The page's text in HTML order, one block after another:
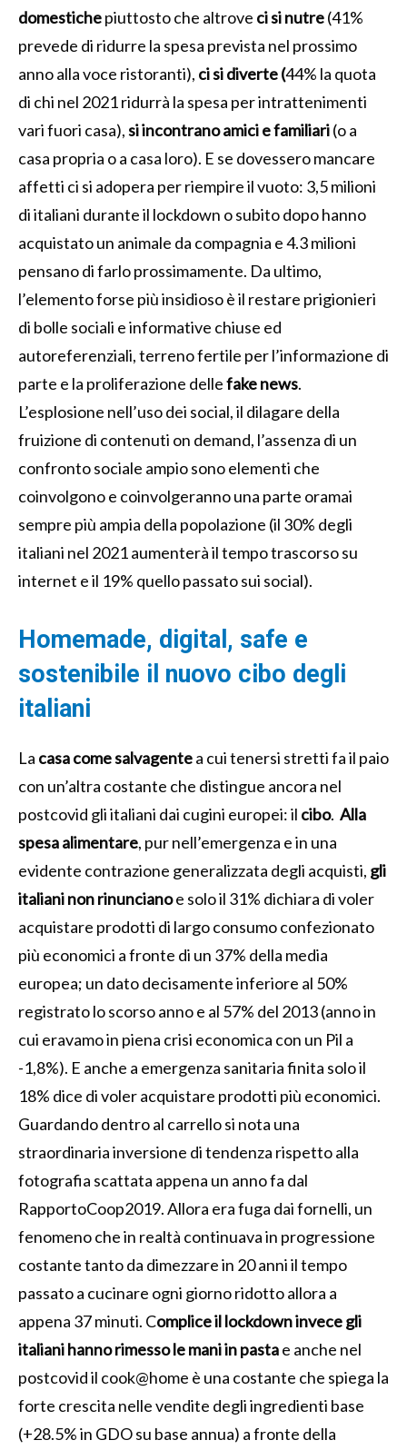
domestichepiuttosto che altrove ci si nutre(41%
prevede di ridurre la spesa prevista nel prossimo
anno alla voce ristoranti), ci si diverte (44% la quota
di chi nel 2021 ridurrà la spesa per intrattenimenti
vari fuori casa),si incontrano amici e familiari(o a
casa propria o a casa loro). E se dovessero mancare
affetti ci si adopera per riempire il vuoto: 3,5 milioni
di italiani durante il lockdown o subito dopo hanno
acquistato un animale da compagnia e 4.3 milioni
pensano di farlo prossimamente. Da ultimo,
l’elemento forse più insidioso è il restare prigionieri
di bolle sociali e informative chiuse ed
autoreferenziali, terreno fertile per l’informazione di
parte e la proliferazione dellefake news.
L’esplosione nell’uso dei social, il dilagare della
fruizione di contenuti on demand, l’assenza di un
confronto sociale ampio sono elementi che
coinvolgono e coinvolgeranno una parte oramai
sempre più ampia della popolazione (il 30% degli
italiani nel 2021 aumenterà il tempo trascorso su
internet e il 19% quello passato sui social).
Homemade, digital, safe e
sostenibile il nuovo cibo degli
italiani
La casacomesalvagentea cui tenersi stretti fa il paio
con un’altra costante che distingue ancora nel
postcovid gli italiani dai cugini europei: il cibo. Alla
spesa alimentare, pur nell’emergenza e in una
evidente contrazione generalizzata degli acquisti, gli
italiani non rinuncianoe solo il 31% dichiara di voler
acquistare prodotti di largo consumo confezionato
più economici a fronte di un 37% della media
europea; un dato decisamente inferiore al 50%
registrato lo scorso anno e al 57% del 2013 (anno in
cui eravamo in piena crisi economica con un Pil a
-1,8%). E anche a emergenza sanitaria finita solo il
18% dice di voler acquistare prodotti più economici.
Guardando dentro al carrello si nota una
straordinaria inversione di tendenza rispetto alla
fotografia scattata appena un anno fa dal
RapportoCoop2019. Allora era fuga dai fornelli, un
fenomeno che in realtà continuava in progressione
costante tanto da dimezzare in 20 anni il tempo
passato a cucinare ogni giorno ridotto allora a
appena 37 minuti. Complice il lockdown invece gli
italiani hanno rimesso le mani in pastae anche nel
postcovid il cook@home è una costante che spiega la
forte crescita nelle vendite degli ingredienti base
(+28.5% in GDO su base annua) a fronte della